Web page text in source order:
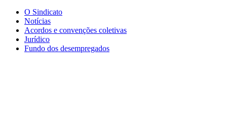
São
Paulo
Sindicato
O Sindicato
Notícias
Acordos e convenções coletivas
Jurídico
Fundo dos desempregados